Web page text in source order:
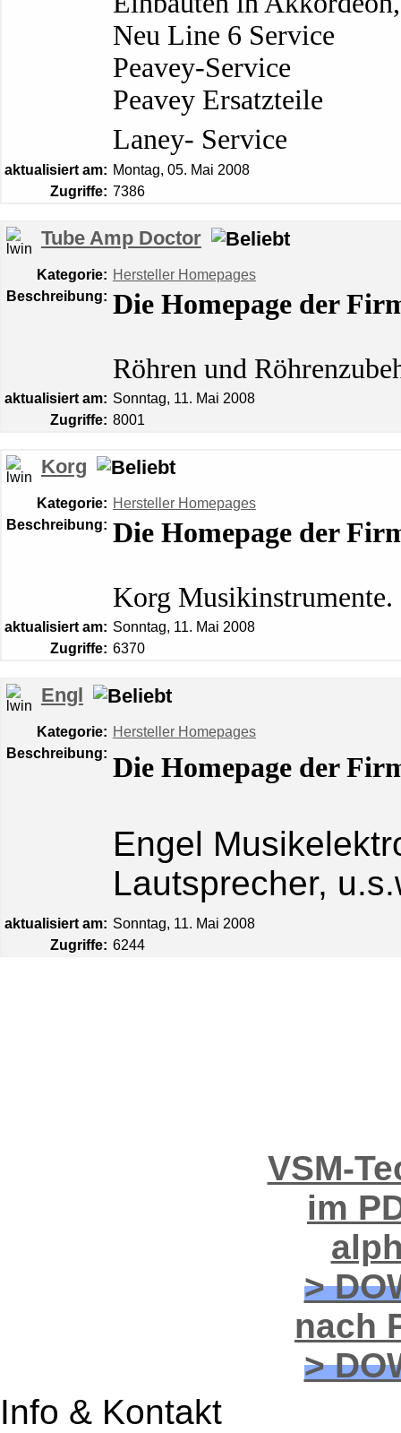
Neu Line 6 Service
Peavey-Service
Peavey Ersatzteile
Laney- Service
aktualisiert am: Montag, 05. Mai 2008
Zugriffe: 7386
Tube Amp Doctor
Kategorie: Hersteller Homepages
Beschreibung: Die Homepage der
Röhren und
aktualisiert am: Sonntag, 11. Mai 2008
Zugriffe: 8001
Korg
Kategorie: Hersteller Homepages
Beschreibung: Die Homepage der
Korg Musikinstrumente.
aktualisiert am: Sonntag, 11. Mai 2008
Zugriffe: 6370
Engl
Kategorie: Hersteller Homepages
Beschreibung: Die Homepage der
Engel
Lautsprecher,
aktualisiert am: Sonntag, 11. Mai 2008
Zugriffe: 6244
VSM-
im
>
nach
>
Info & Kontakt